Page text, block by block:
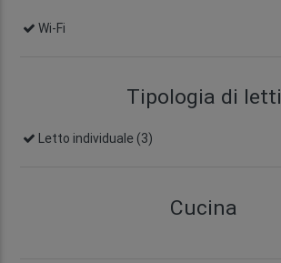
Wi-Fi
Tipologia di letti
Letto individuale (3)
Cucina